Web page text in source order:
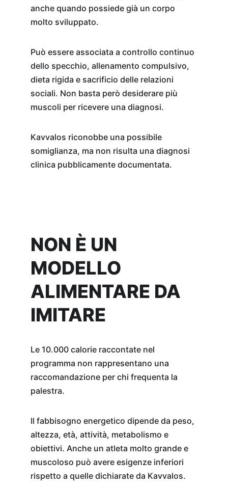
anche quando possiede già un corpo
molto sviluppato.
Può essere associata a controllo continuo
dello specchio, allenamento compulsivo,
dieta rigida e sacrificio delle relazioni
sociali. Non basta però desiderare più
muscoli per ricevere una diagnosi.
Kavvalos riconobbe una possibile
somiglianza, ma non risulta una diagnosi
clinica pubblicamente documentata.
NON È UN
MODELLO
ALIMENTARE DA
IMITARE
Le 10.000 calorie raccontate nel
programma non rappresentano una
raccomandazione per chi frequenta la
palestra.
Il fabbisogno energetico dipende da peso,
altezza, età, attività, metabolismo e
obiettivi. Anche un atleta molto grande e
muscoloso può avere esigenze inferiori
rispetto a quelle dichiarate da Kavvalos.